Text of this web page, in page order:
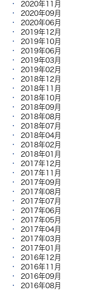
2020年11月
2020年09月
2020年06月
2019年12月
2019年10月
2019年06月
2019年03月
2019年02月
2018年12月
2018年11月
2018年10月
2018年09月
2018年08月
2018年07月
2018年04月
2018年02月
2018年01月
2017年12月
2017年11月
2017年09月
2017年08月
2017年07月
2017年06月
2017年05月
2017年04月
2017年03月
2017年01月
2016年12月
2016年11月
2016年09月
2016年08月